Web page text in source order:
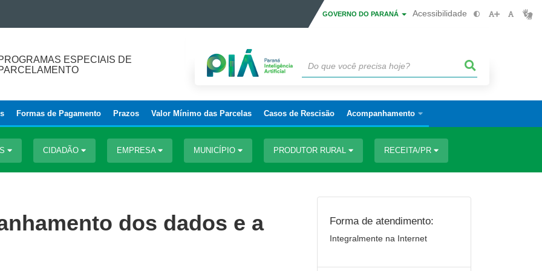
GOVERNO DO PARANÁ Acessibilidade
ESPECIAIS DE
Formas de Pagamento Prazos Valor Mínimo das Parcelas Casos de Rescisão Acompanhamento
CIDADÃO EMPRESA MUNICÍPIO PRODUTOR RURAL RECEITA/PR
dos dados e a
Forma de atendimento:
Integralmente na Internet